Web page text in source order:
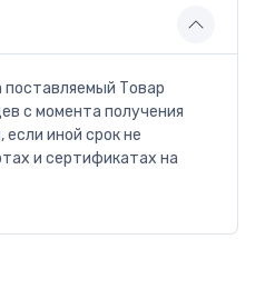
поставляемый Товар
с момента получения
иной срок не
и сертификатах на